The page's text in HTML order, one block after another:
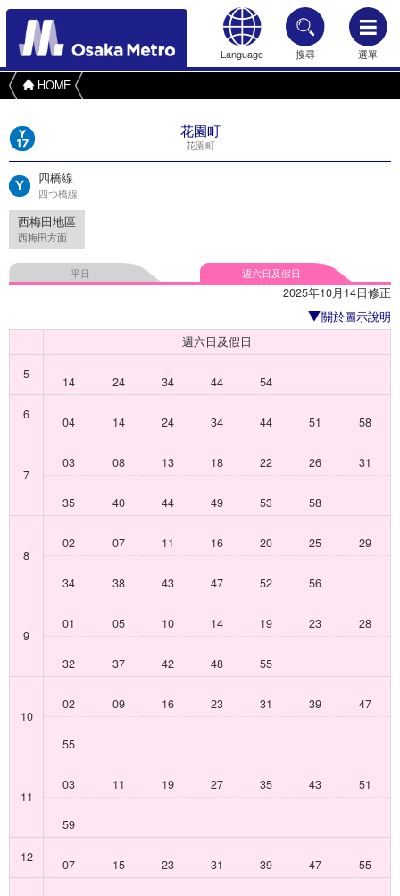
Language 搜尋 選單
HOME
花園町
花園町
四橋線
四つ橋線
西梅田地區
西梅田方面
平日 週六日及假日
2025年10月14日修正
關於圖示說明
週六日及假日
5
14 24 34 44
54
6
04 14 24 34 44 51 58
7
03 08 13 18 22 26 31
35 40 44 49 53 58
8
02 07 11 16 20 25 29
34 38 43 47 52 56
9
01 05 10 14 19 23 28
32 37 42 48 55
10
02 09 16 23 31 39 47
55
11
03 11 19 27 35 43 51
59
12
07 15 23 31 39 47 55